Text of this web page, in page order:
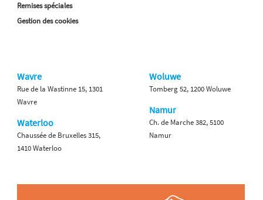
Remises spéciales
Gestion des cookies
Wavre
Rue de la Wastinne 15, 1301
Wavre
Waterloo
Chaussée de Bruxelles 315,
1410 Waterloo
Woluwe
Tomberg 52, 1200 Woluwe
Namur
Ch. de Marche 382, 5100
Namur